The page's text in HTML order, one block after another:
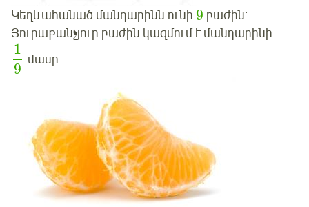
Կեղևահանած մանդարինն ունի 9 բաժին:
Յուրաքանչյուր բաժին կազմում է մանդարինի
1
9
մասը: